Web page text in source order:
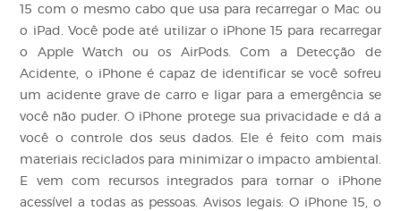
15 com o mesmo cabo que usa para recarregar o Mac ou
o iPad. Você pode até utilizar o iPhone 15 para recarregar
o Apple Watch ou os AirPods. Com a Detecção de
Acidente, o iPhone é capaz de identificar se você sofreu
um acidente grave de carro e ligar para a emergência se
você não puder. O iPhone protege sua privacidade e dá a
você o controle dos seus dados. Ele é feito com mais
materiais reciclados para minimizar o impacto ambiental.
E vem com recursos integrados para tornar o iPhone
acessível a todas as pessoas. Avisos legais: O iPhone 15, o